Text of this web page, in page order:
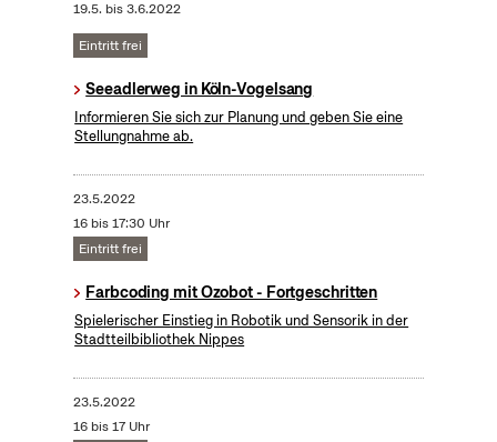
19.5. bis3.6.2022
Eintritt frei
Seeadlerweg in Köln-Vogelsang
Informieren Sie sich zur Planung und geben Sie eine
Stellungnahme ab.
23.5.2022
16 bis 17:30 Uhr
Eintritt frei
Farbcoding mit Ozobot - Fortgeschritten
Spielerischer Einstieg in Robotik und Sensorik in der
Stadtteilbibliothek Nippes
23.5.2022
16 bis 17 Uhr